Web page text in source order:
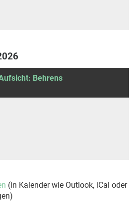
Behrens
(in Kalender wie Outlook, iCal oder